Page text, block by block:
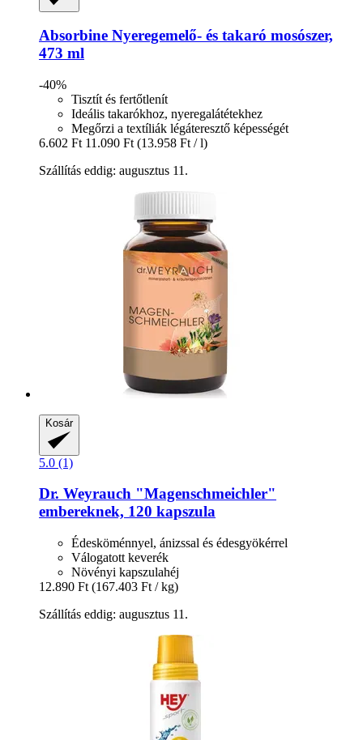
Absorbine Nyeregemelő-​ és takaró mosószer,
473 ml
-40%
Tisztít és fertőtlenít
Ideális takarókhoz, nyeregalátétekhez
Megőrzi a textíliák légáteresztő képességét
6.602 Ft 11.090 Ft (13.958 Ft / l)
Szállítás eddig: augusztus 11.
Kosár
5.0 (1)
Dr. Weyrauch "Magenschmeichler"
embereknek, 120 kapszula
Édesköménnyel, ánizssal és édesgyökérrel
Válogatott keverék
Növényi kapszulahéj
12.890 Ft (167.403 Ft / kg)
Szállítás eddig: augusztus 11.